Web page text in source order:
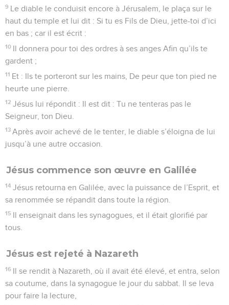
9 Le diable le conduisit encore à Jérusalem, le plaça sur le
haut du temple et lui dit : Si tu es Fils de Dieu, jette-toi d’ici
en bas ; car il est écrit :
10 Il donnera pour toi des ordres à ses anges Afin qu’ils te
gardent ;
11 Et : Ils te porteront sur les mains, De peur que ton pied ne
heurte une pierre.
12 Jésus lui répondit : Il est dit : Tu ne tenteras pas le
Seigneur, ton Dieu.
13 Après avoir achevé de le tenter, le diable s’éloigna de lui
jusqu’à une autre occasion.
Jésus commence son œuvre en Galilée
14 Jésus retourna en Galilée, avec la puissance de l’Esprit, et
sa renommée se répandit dans toute la région.
15 Il enseignait dans les synagogues, et il était glorifié par
tous.
Jésus est rejeté à Nazareth
16 Il se rendit à Nazareth, où il avait été élevé, et entra, selon
sa coutume, dans la synagogue le jour du sabbat. Il se leva
pour faire la lecture,